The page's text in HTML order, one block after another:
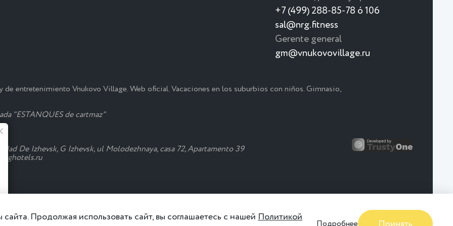
+7 (499) 288-85-78 ó 106
sal@nrg.fitness
Gerente general
gm@vnukovovillage.ru
entretenimiento Vnukovo Village. Web oficial. Vacaciones en los suburbios con niños. Gimnasio,
"ESTANQUES de cartmaz"
De Izhevsk, G Izhevsk, ul Molodezhnaya, casa 72, Apartamento 39
Продолжая использовать сайт, вы соглашаетесь с нашей Политикой
Подробнее Принять
Detallado Detallado